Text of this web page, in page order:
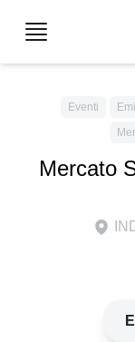
Eventi
Mercato